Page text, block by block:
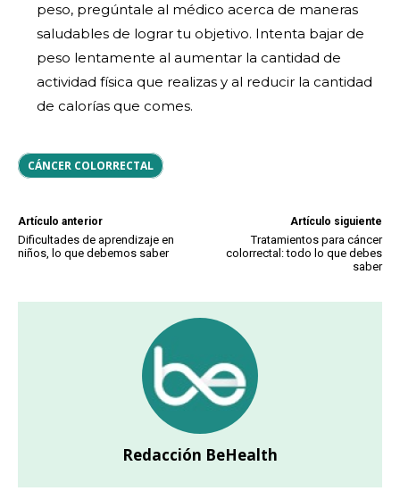
peso, pregúntale al médico acerca de maneras
saludables de lograr tu objetivo. Intenta bajar de
peso lentamente al aumentar la cantidad de
actividad física que realizas y al reducir la cantidad
de calorías que comes.
CÁNCER COLORRECTAL
Artículo anterior
Dificultades de aprendizaje en
niños, lo que debemos saber
Artículo siguiente
Tratamientos para cáncer
colorrectal: todo lo que debes
saber
Redacción BeHealth